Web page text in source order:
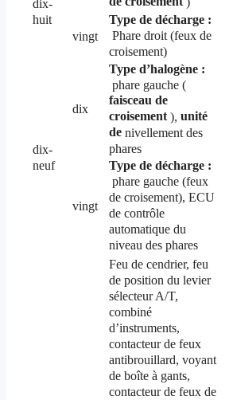
dix-
huit
vingt
Type de décharge :
Phare droit (feux de
croisement)
dix-
neuf
dix
Type d’halogène :
phare gauche (
faisceau de
croisement), unité
de nivellement des
phares
vingt
Type de décharge :
phare gauche (feux
de croisement), ECU
de contrôle
automatique du
niveau des phares
Feu de cendrier, feu
de position du levier
sélecteur A/T,
combiné
d’instruments,
contacteur de feux
antibrouillard, voyant
de boîte à gants,
contacteur de feux de